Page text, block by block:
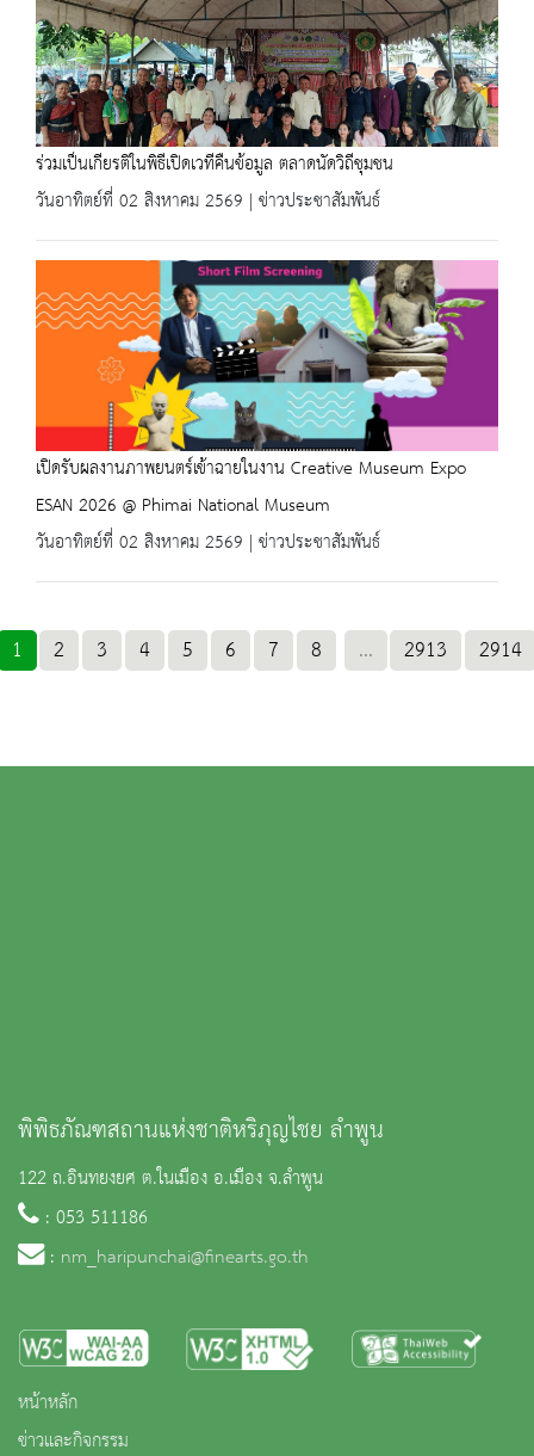
ร่วมเป็นเกียรติในพิธีเปิดเวทีคืนข้อมูล ตลาดนัดวิถีชุมชน
วันอาทิตย์ที่ 02 สิงหาคม 2569 | ข่าวประชาสัมพันธ์
เปิดรับผลงานภาพยนตร์เข้าฉายในงาน Creative Museum Expo
ESAN 2026 @ Phimai National Museum
วันอาทิตย์ที่ 02 สิงหาคม 2569 | ข่าวประชาสัมพันธ์
1 2 3 4 5 6 7 8 ... 2913 2914
พิพิธภัณฑสถานแห่งชาติหริภุญไชย ลำพูน
122 ถ.อินทยงยศ ต.ในเมือง อ.เมือง จ.ลำพูน
: 053 511186
: nm_haripunchai@finearts.go.th
หน้าหลัก
ข่าวและกิจกรรม